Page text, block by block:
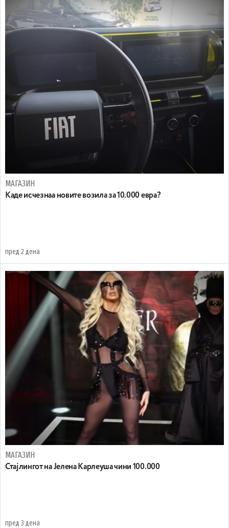
МАГАЗИН
Каде исчезнаа новите возила за 10.000 евра?
пред 2 дена
МАГАЗИН
Стајлингот на Јелена Карлеуша чини 100.000
пред 3 дена